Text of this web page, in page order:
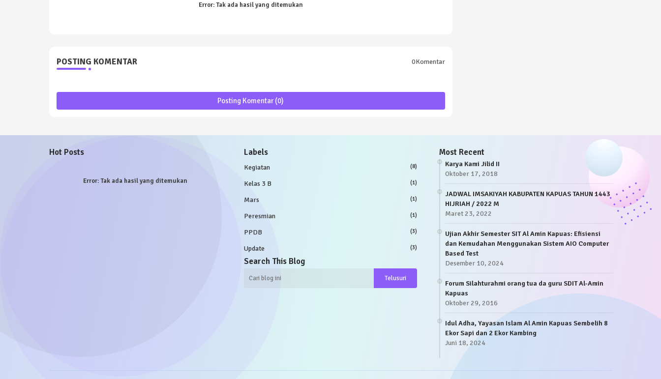
Error:Tak ada hasil yang ditemukan
POSTING KOMENTAR 0Komentar
Posting Komentar (0)
Hot Posts
Error:Tak ada hasil yang ditemukan
Labels
Kegiatan (8)
Kelas 3 B (1)
Mars (1)
Peresmian (1)
PPDB (3)
Update (3)
Search This Blog
Most Recent
Karya Kami Jilid II
Oktober 17, 2018
JADWAL IMSAKIYAH KABUPATEN KAPUAS TAHUN 1443
HIJRIAH / 2022 M
Maret 23, 2022
Ujian Akhir Semester SIT Al Amin Kapuas: Efisiensi
dan Kemudahan Menggunakan Sistem AIO Computer
Based Test
Desember 10, 2024
Forum Silahturahmi orang tua da guru SDIT Al-Amin
Kapuas
Oktober 29, 2016
Idul Adha, Yayasan Islam Al Amin Kapuas Sembelih 8
Ekor Sapi dan 2 Ekor Kambing
Juni 18, 2024